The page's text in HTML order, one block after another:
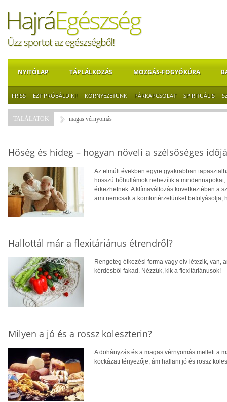
NYITÓLAP TÁPLÁLKOZÁS MOZGÁS-FOGYÓKÚRA
FRISS EZT PRÓBÁLD KI! KÖRNYEZETÜNK PÁRKAPCSOLAT SPIRITUÁLIS
TALÁLATOK magas vérnyomás
Hőség és hideg – hogyan növeli a szélsőséges
Az elmúlt években egyre gyakrabban
hosszú hőhullámok nehezítik a
érkezhetnek. A klímaváltozás következtében a
ami nemcsak a komfortérzetünket
Hallottál már a flexitáriánus étrendről?
Rengeteg étkezési forma vagy elv létezik, van,
kérdésből fakad. Nézzük, kik a flexitáriánusok!
Milyen a jó és a rossz koleszterin?
A dohányzás és a magas vérnyomás mellett a
kockázati tényezője, ám hallani jó és rossz